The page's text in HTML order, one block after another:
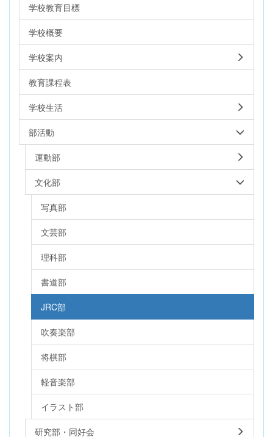
学校教育目標
学校概要
学校案内
教育課程表
学校生活
部活動
運動部
文化部
写真部
文芸部
理科部
書道部
JRC部
吹奏楽部
将棋部
軽音楽部
イラスト部
研究部・同好会